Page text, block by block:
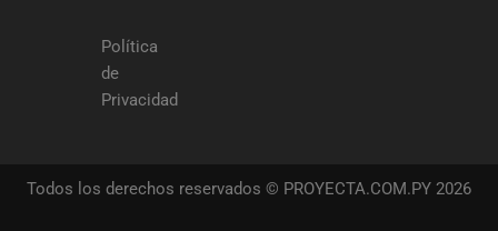
Política
de
Privacidad
Todos los derechos reservados © PROYECTA.COM.PY 2026